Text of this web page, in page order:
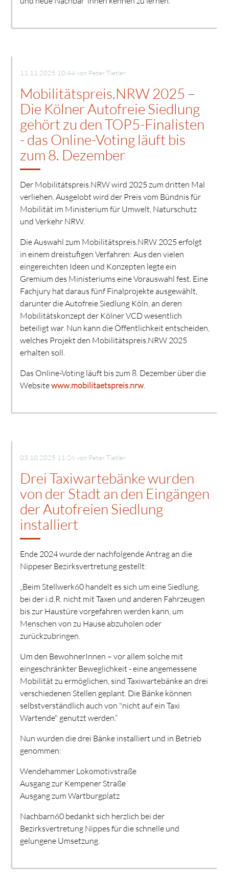
11.11.2025 10:44 von Peter Tietler
Mobilitätspreis.NRW 2025 –
Die Kölner Autofreie Siedlung
gehört zu den TOP5-Finalisten
- das Online-Voting läuft bis
zum 8. Dezember
Der Mobilitätspreis.NRW wird 2025 zum dritten Mal
verliehen. Ausgelobt wird der Preis vom Bündnis für
Mobilität im Ministerium für Umwelt, Naturschutz
und Verkehr NRW.
Die Auswahl zum Mobilitätspreis.NRW 2025 erfolgt
in einem dreistufigen Verfahren: Aus den vielen
eingereichten Ideen und Konzepten legte ein
Gremium des Ministeriums eine Vorauswahl fest. Eine
Fachjury hat daraus fünf Finalprojekte ausgewählt,
darunter die Autofreie Siedlung Köln, an deren
Mobilitätskonzept der Kölner VCD wesentlich
beteiligt war. Nun kann die Öffentlichkeit entscheiden,
welches Projekt den Mobilitätspreis.NRW 2025
erhalten soll.
Das Online-Voting läuft bis zum 8. Dezember über die
Websitewww.mobilitaetspreis.nrw.
03.10.2025 11:26 von Peter Tietler
Drei Taxiwartebänke wurden
von der Stadt an den Eingängen
der Autofreien Siedlung
installiert
Ende 2024 wurde der nachfolgende Antrag an die
Nippeser Bezirksvertretung gestellt:
„Beim Stellwerk60 handelt es sich um eine Siedlung,
bei der i.d.R. nicht mit Taxen und anderen Fahrzeugen
bis zur Haustüre vorgefahren werden kann, um
Menschen von zu Hause abzuholen oder
zurückzubringen.
Um den BewohnerInnen – vor allem solche mit
eingeschränkter Beweglichkeit - eine angemessene
Mobilität zu ermöglichen, sind Taxiwartebänke an drei
verschiedenen Stellen geplant. Die Bänke können
selbstverständlich auch von "nicht auf ein Taxi
Wartende" genutzt werden.“
Nun wurden die drei Bänke installiert und in Betrieb
genommen:
Wendehammer Lokomotivstraße
Ausgang zur Kempener Straße
Ausgang zum Wartburgplatz
Nachbarn60 bedankt sich herzlich bei der
Bezirksvertretung Nippes für die schnelle und
gelungene Umsetzung.